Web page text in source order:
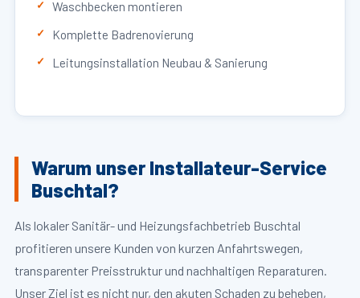
Waschbecken montieren
Komplette Badrenovierung
Leitungsinstallation Neubau & Sanierung
Warum unser Installateur-Service
Buschtal?
Als lokaler Sanitär- und Heizungsfachbetrieb Buschtal
profitieren unsere Kunden von kurzen Anfahrtswegen,
transparenter Preisstruktur und nachhaltigen Reparaturen.
Unser Ziel ist es nicht nur, den akuten Schaden zu beheben,